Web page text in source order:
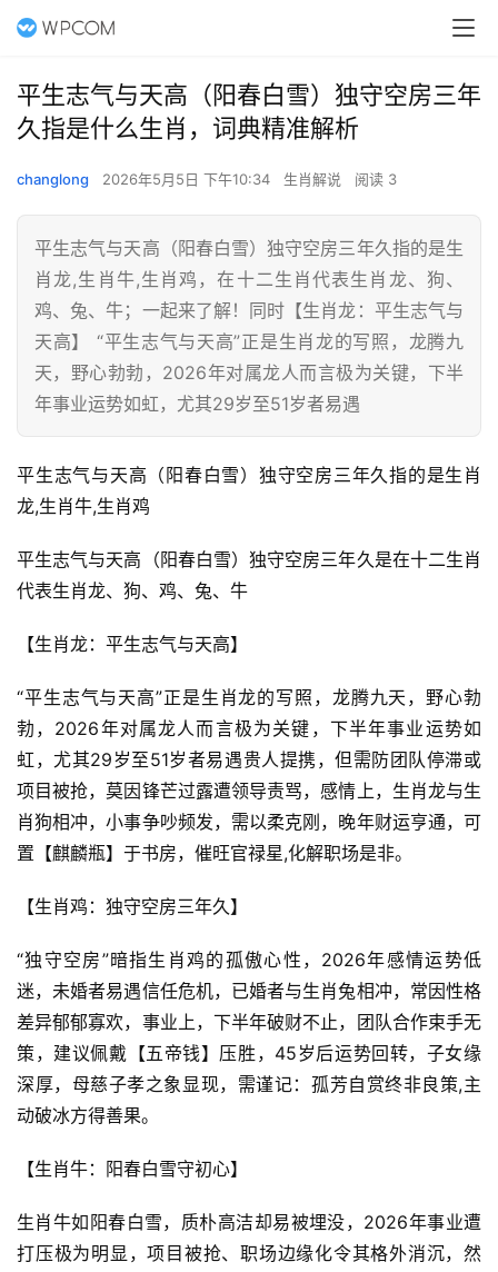
平生志气与天高（阳春白雪）独守空房三年
久指是什么生肖，词典精准解析
changlong 2026年5月5日 下午10:34 生肖解说 阅读 3
平生志气与天高（阳春白雪）独守空房三年久指的是生
肖龙,生肖牛,生肖鸡，在十二生肖代表生肖龙、狗、
鸡、兔、牛；一起来了解！同时【生肖龙：平生志气与
天高】 “平生志气与天高”正是生肖龙的写照，龙腾九
天，野心勃勃，2026年对属龙人而言极为关键，下半
年事业运势如虹，尤其29岁至51岁者易遇
平生志气与天高（阳春白雪）独守空房三年久指的是生肖
龙,生肖牛,生肖鸡
平生志气与天高（阳春白雪）独守空房三年久是在十二生肖
代表生肖龙、狗、鸡、兔、牛
【生肖龙：平生志气与天高】
“平生志气与天高”正是生肖龙的写照，龙腾九天，野心勃
勃，2026年对属龙人而言极为关键，下半年事业运势如
虹，尤其29岁至51岁者易遇贵人提携，但需防团队停滞或
项目被抢，莫因锋芒过露遭领导责骂，感情上，生肖龙与生
肖狗相冲，小事争吵频发，需以柔克刚，晚年财运亨通，可
置【麒麟瓶】于书房，催旺官禄星,化解职场是非。
【生肖鸡：独守空房三年久】
“独守空房”暗指生肖鸡的孤傲心性，2026年感情运势低
迷，未婚者易遇信任危机，已婚者与生肖兔相冲，常因性格
差异郁郁寡欢，事业上，下半年破财不止，团队合作束手无
策，建议佩戴【五帝钱】压胜，45岁后运势回转，子女缘
深厚，母慈子孝之象显现，需谨记：孤芳自赏终非良策,主
动破冰方得善果。
【生肖牛：阳春白雪守初心】
生肖牛如阳春白雪，质朴高洁却易被埋没，2026年事业遭
打压极为明显，项目被抢、职场边缘化令其格外消沉，然